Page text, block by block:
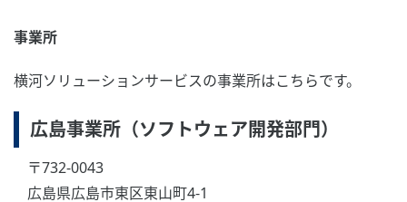
事業所
横河ソリューションサービスの事業所はこちらです。
広島事業所（ソフトウェア開発部門）
〒732-0043
広島県広島市東区東山町4-1